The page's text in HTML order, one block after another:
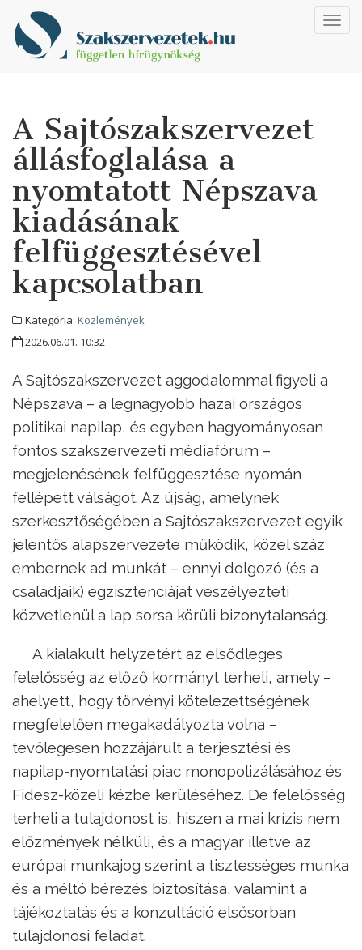
A Sajtószakszervezet
állásfoglalása a
nyomtatott Népszava
kiadásának
felfüggesztésével
kapcsolatban
Kategória: Közlemények
2026.06.01. 10:32
A Sajtószakszervezet aggodalommal figyeli a
Népszava – a legnagyobb hazai országos
politikai napilap, és egyben hagyományosan
fontos szakszervezeti médiafórum –
megjelenésének felfüggesztése nyomán
fellépett válságot. Az újság, amelynek
szerkesztőségében a Sajtószakszervezet egyik
jelentős alapszervezete működik, közel száz
embernek ad munkát – ennyi dolgozó (és a
családjaik) egzisztenciáját veszélyezteti
közvetlenül a lap sorsa körüli bizonytalanság.
A kialakult helyzetért az elsődleges
felelősség az előző kormányt terheli, amely –
ahelyett, hogy törvényi kötelezettségének
megfelelően megakadályozta volna –
tevőlegesen hozzájárult a terjesztési és
napilap-nyomtatási piac monopolizálásához és
Fidesz-közeli kézbe kerüléséhez. De felelősség
terheli a tulajdonost is, hiszen a mai krízis nem
előzmények nélküli, és a magyar illetve az
európai munkajog szerint a tisztességes munka
és a méltó bérezés biztosítása, valamint a
tájékoztatás és a konzultáció elsősorban
tulajdonosi feladat.